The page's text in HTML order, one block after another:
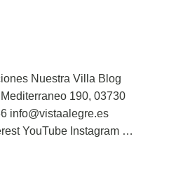
Nuestra Villa Blog
190, 03730
info@vistaalegre.es
YouTube Instagram …